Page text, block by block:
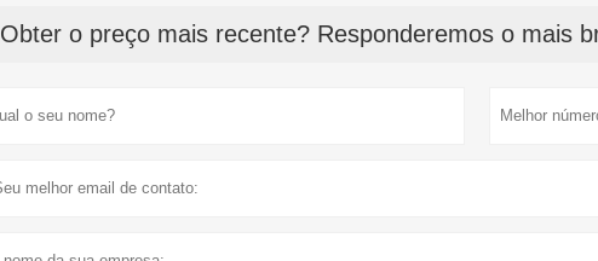
Obter o preço mais recente? Responderemos o mais